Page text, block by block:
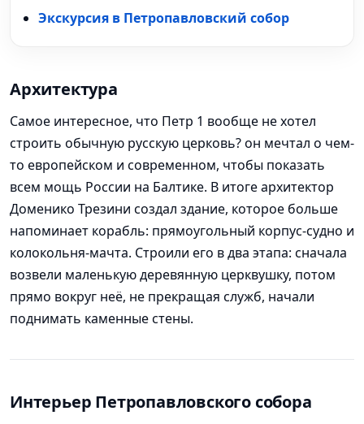
Экскурсия в Петропавловский собор
Архитектура
Самое интересное, что Петр 1 вообще не хотел
строить обычную русскую церковь? он мечтал о чем-
то европейском и современном, чтобы показать
всем мощь России на Балтике. В итоге архитектор
Доменико Трезини создал здание, которое больше
напоминает корабль: прямоугольный корпус-судно и
колокольня-мачта. Строили его в два этапа: сначала
возвели маленькую деревянную церквушку, потом
прямо вокруг неё, не прекращая служб, начали
поднимать каменные стены.
Интерьер Петропавловского собора